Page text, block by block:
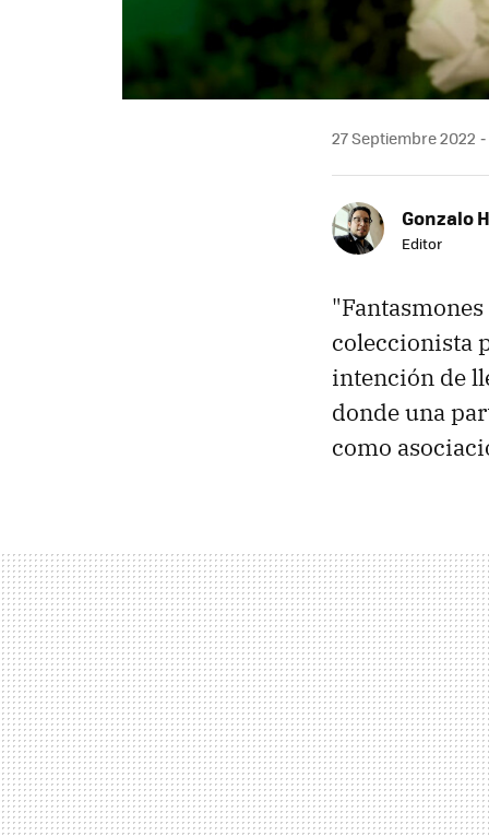
27 Septiembre 2022
Gonzalo
Editor
coleccionista
intención de
donde una
como